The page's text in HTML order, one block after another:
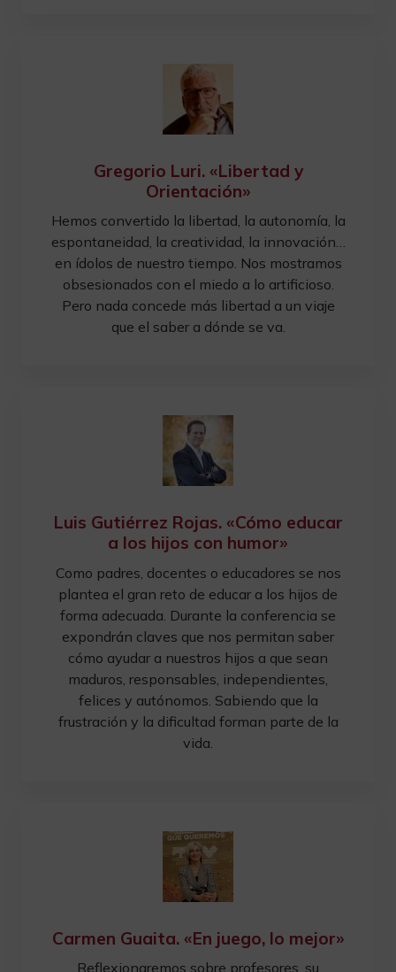
Gregorio Luri. «Libertad y
Orientación»
Hemos convertido la libertad, la autonomía, la
espontaneidad, la creatividad, la innovación…
en ídolos de nuestro tiempo. Nos mostramos
obsesionados con el miedo a lo artificioso.
Pero nada concede más libertad a un viaje
que el saber a dónde se va.
Luis Gutiérrez Rojas. «Cómo educar
a los hijos con humor»
Como padres, docentes o educadores se nos
plantea el gran reto de educar a los hijos de
forma adecuada. Durante la conferencia se
expondrán claves que nos permitan saber
cómo ayudar a nuestros hijos a que sean
maduros, responsables, independientes,
felices y autónomos. Sabiendo que la
frustración y la dificultad forman parte de la
vida.
Carmen Guaita. «En juego, lo mejor»
Reflexionaremos sobre profesores, su